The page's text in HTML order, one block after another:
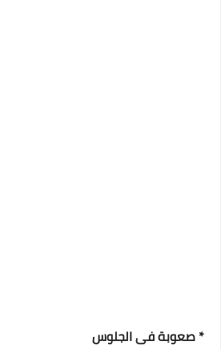
* صعوبة فى الجلوس